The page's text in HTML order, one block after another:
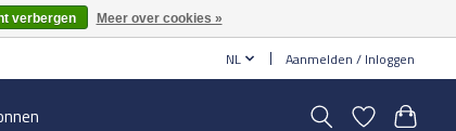
NL Aanmelden / Inloggen
verbergen Meer over cookies »